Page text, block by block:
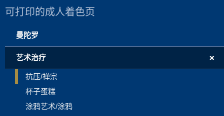
可打印的成人着色页
曼陀罗
+
艺术治疗
抗压/禅宗
杯子蛋糕
涂鸦艺术/涂鸦